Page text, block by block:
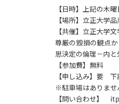
【日時】上記の木
【場所】立正大学
【共催】立正大学
尊厳の毀損の観点
思決定の倫理－内
【参加費】無料
【申し込み】要 下
※駐車場はありませ
【問い合わせ】